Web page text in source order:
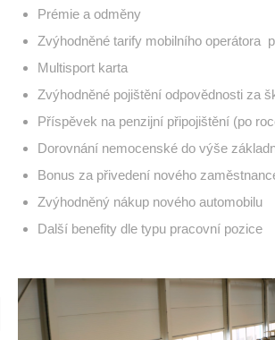
Prémie a odměny
Zvýhodněné tarify mobilního operátora
Multisport karta
Zvýhodněné pojištění odpovědnosti za
Příspěvek na penzijní připojištění (po
Dorovnání nemocenské do výše
Bonus za přivedení nového
Zvýhodněný nákup nového automobilu
Další benefity dle typu pracovní pozice